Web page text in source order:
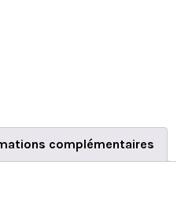
complémentaires